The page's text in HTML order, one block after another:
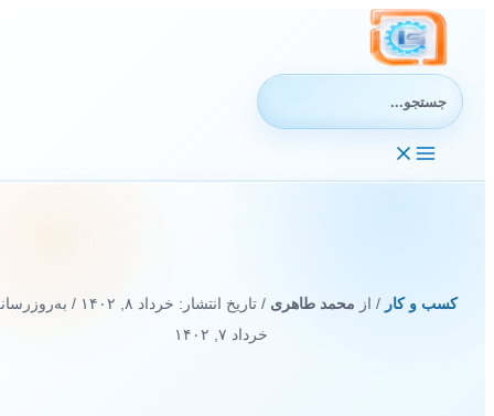
جستجوی:
کسب و کار/ از محمد طاهری/ تاریخ انتشار: خرداد ۸, ۱۴۰۲
/
خرداد ۷, ۱۴۰۲